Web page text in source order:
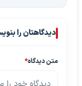
دیدگاهتان را
متن دیدگاه*